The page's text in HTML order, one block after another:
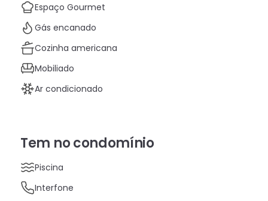
Espaço Gourmet
Gás encanado
Cozinha americana
Mobiliado
Ar condicionado
Tem no condomínio
Piscina
Interfone